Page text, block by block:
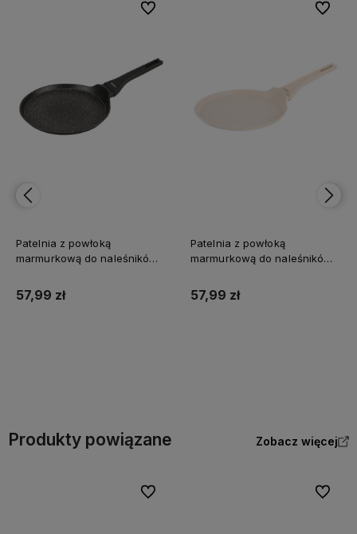
Patelnia z powłoką
marmurkową do naleśników
57,99 zł
Do ulubionych
Do ulubionych
Patelnia z powłoką
marmurkową do naleśników
57,99 zł
Do
Do
Produkty powiązane Zobacz więcej
Do ulubionych Do